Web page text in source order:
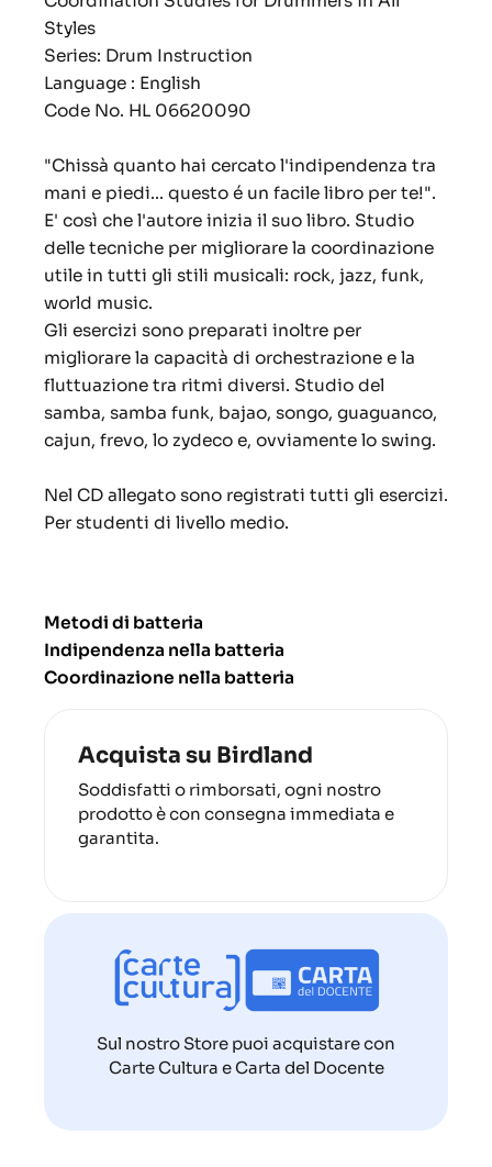
Styles
Series: Drum Instruction
Language : English
Code No. HL 06620090
"Chissà quanto hai cercato l'indipendenza tra
mani e piedi... questo é un facile libro per te!".
E' così che l'autore inizia il suo libro. Studio
delle tecniche per migliorare la coordinazione
utile in tutti gli stili musicali: rock, jazz, funk,
world music.
Gli esercizi sono preparati inoltre per
migliorare la capacità di orchestrazione e la
fluttuazione tra ritmi diversi. Studio del
samba, samba funk, bajao, songo, guaguanco,
cajun, frevo, lo zydeco e, ovviamente lo swing.
Nel CD allegato sono registrati tutti gli esercizi.
Per studenti di livello medio.
Metodi di batteria
Indipendenza nella batteria
Coordinazione nella batteria
Acquista su Birdland
Soddisfatti o rimborsati, ogni nostro
prodotto è con consegna immediata e
garantita.
Sul nostro Store puoi acquistare con
Carte Cultura e Carta del Docente